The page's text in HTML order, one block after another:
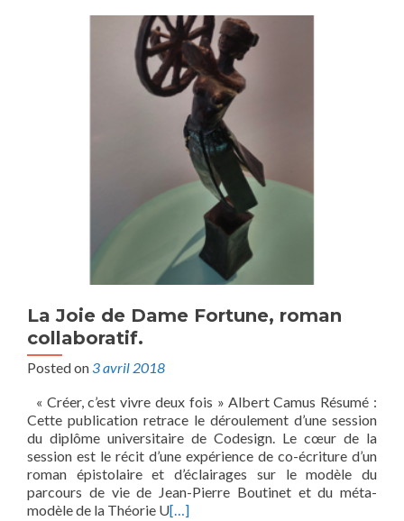
La Joie de Dame Fortune, roman
collaboratif.
Posted on 3 avril 2018
« Créer, c’est vivre deux fois » Albert Camus Résumé :
Cette publication retrace le déroulement d’une session
du diplôme universitaire de Codesign. Le cœur de la
session est le récit d’une expérience de co-écriture d’un
roman épistolaire et d’éclairages sur le modèle du
parcours de vie de Jean-Pierre Boutinet et du méta-
modèle de la Théorie U[…]